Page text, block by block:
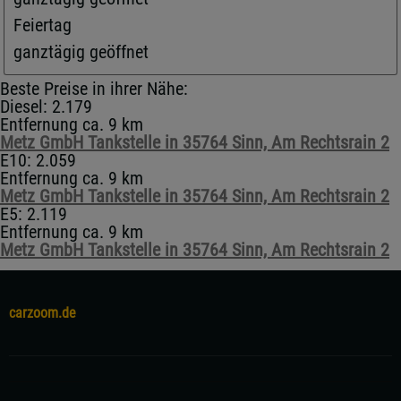
Feiertag
ganztägig geöffnet
Beste Preise in ihrer Nähe:
Diesel: 2.179
Entfernung ca. 9 km
Metz GmbH Tankstelle in 35764 Sinn, Am Rechtsrain 2
E10: 2.059
Entfernung ca. 9 km
Metz GmbH Tankstelle in 35764 Sinn, Am Rechtsrain 2
E5: 2.119
Entfernung ca. 9 km
Metz GmbH Tankstelle in 35764 Sinn, Am Rechtsrain 2
carzoom.de